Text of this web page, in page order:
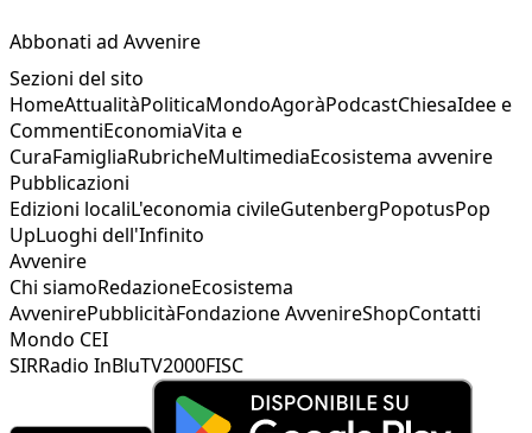
Abbonati ad Avvenire
Sezioni del sito
HomeAttualitàPoliticaMondoAgoràPodcastChiesaIdee e
CommentiEconomiaVita e
CuraFamigliaRubricheMultimediaEcosistema avvenire
Pubblicazioni
Edizioni localiL'economia civileGutenbergPopotusPop
UpLuoghi dell'Infinito
Avvenire
Chi siamoRedazioneEcosistema
AvvenirePubblicitàFondazione AvvenireShopContatti
Mondo CEI
SIRRadio InBluTV2000FISC